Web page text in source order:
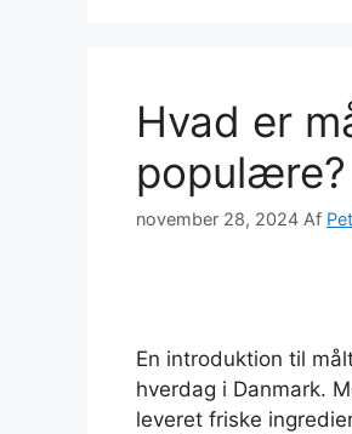
Hvad er
populære?
november 28, 2024 Af
En introduktion til
hverdag i Danmark.
leveret friske